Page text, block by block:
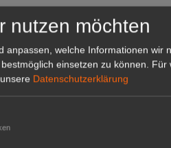
nutzen möchten
anpassen, welche Informationen wir
einsetzen zu können.
Für
Datenschutzerklärung